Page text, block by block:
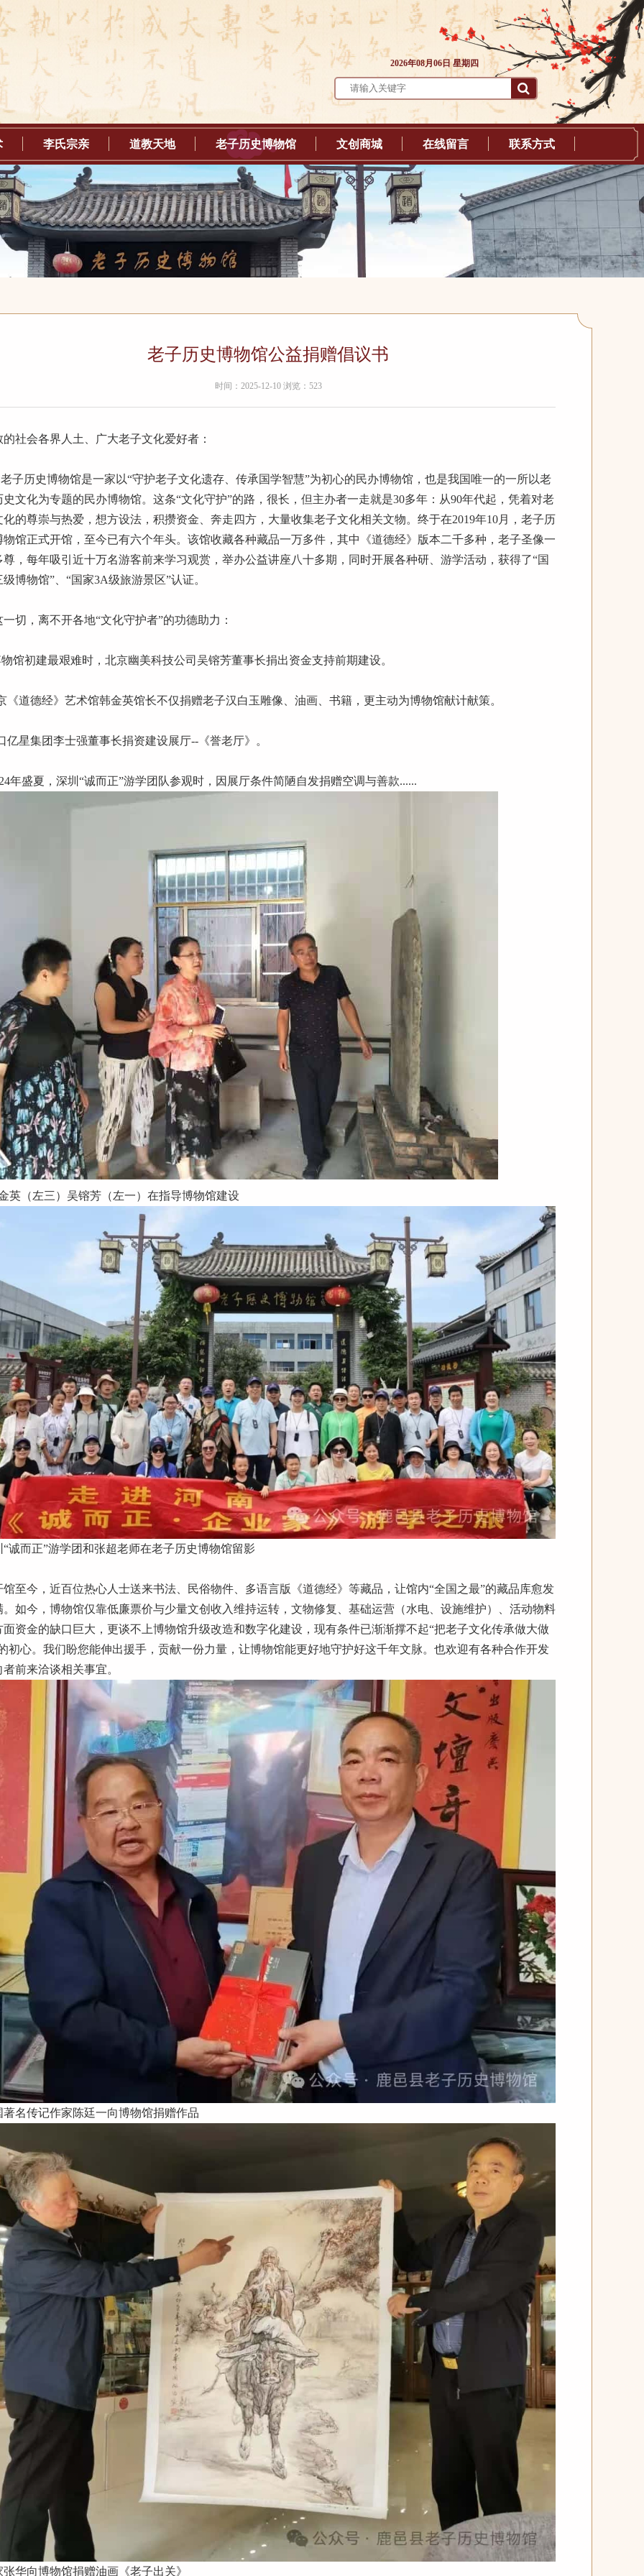
2026年08月06日 星期四
李氏宗亲 道教天地 老子历史博物馆 文创商城 在线留言 联系方式
老子历史博物馆公益捐赠倡议书
时间：2025-12-10 浏览：523
的社会各界人土、广大老子文化爱好者：
历史博物馆是一家以“守护老子文化遗存、传承国学智慧”为初心的民办博物馆，也是我国唯一的一所以老
史文化为专题的民办博物馆。这条“文化守护”的路，很长，但主办者一走就是30多年：从90年代起，凭着对老
化的尊崇与热爱，想方设法，积攒资金、奔走四方，大量收集老子文化相关文物。终于在2019年10月，老子历
物馆正式开馆，至今已有六个年头。该馆收藏各种藏品一万多件，其中《道德经》版本二千多种，老子圣像一
尊，每年吸引近十万名游客前来学习观赏，举办公益讲座八十多期，同时开展各种研、游学活动，获得了“国
级博物馆”、“国家3A级旅游景区”认证。
切，离不开各地“文化守护者”的功德助力：
馆初建最艰难时，北京幽美科技公司吴镕芳董事长捐出资金支持前期建设。
《道德经》艺术馆韩金英馆长不仅捐赠老子汉白玉雕像、油画、书籍，更主动为博物馆献计献策。
亿星集团李士强董事长捐资建设展厅--《誉老厅》。
年盛夏，深圳“诚而正”游学团队参观时，因展厅条件简陋自发捐赠空调与善款......
英（左三）吴镕芳（左一）在指导博物馆建设
“诚而正”游学团和张超老师在老子历史博物馆留影
至今，近百位热心人士送来书法、民俗物件、多语言版《道德经》等藏品，让馆内“全国之最”的藏品库愈发
。如今，博物馆仅靠低廉票价与少量文创收入维持运转，文物修复、基础运营（水电、设施维护）、活动物料
面资金的缺口巨大，更谈不上博物馆升级改造和数字化建设，现有条件已渐渐撑不起“把老子文化传承做大做
初心。我们盼您能伸出援手，贡献一份力量，让博物馆能更好地守护好这千年文脉。也欢迎有各种合作开发
者前来洽谈相关事宜。
著名传记作家陈廷一向博物馆捐赠作品
张华向博物馆捐赠油画《老子出关》